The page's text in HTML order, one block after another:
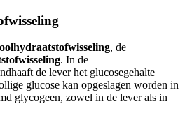
, de
. In de
de lever het glucosegehalte
glucose kan opgeslagen worden in
glycogeen, zowel in de lever als in